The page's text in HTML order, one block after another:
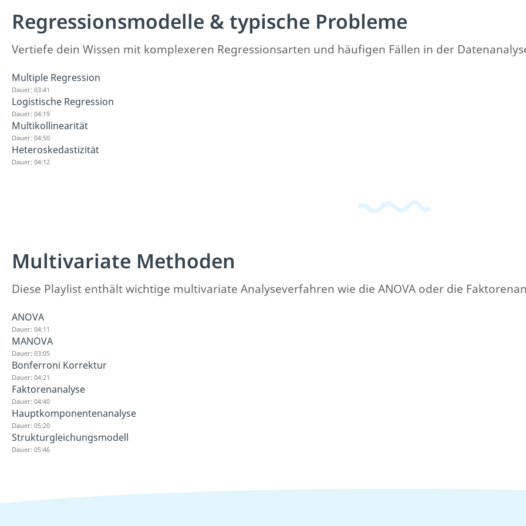
Regressionsmodelle & typische Probleme
Vertiefe dein Wissen mit komplexeren Regressionsarten und häufigen Fällen in der
Multiple Regression
Dauer: 03:41
Logistische Regression
Dauer: 04:19
Multikollinearität
Dauer: 04:50
Heteroskedastizität
Dauer: 04:12
Multivariate Methoden
Diese Playlist enthält wichtige multivariate Analyseverfahren wie die ANOVA oder die
ANOVA
Dauer: 04:11
MANOVA
Dauer: 03:05
Bonferroni Korrektur
Dauer: 04:21
Faktorenanalyse
Dauer: 04:40
Hauptkomponentenanalyse
Dauer: 05:20
Strukturgleichungsmodell
Dauer: 05:46